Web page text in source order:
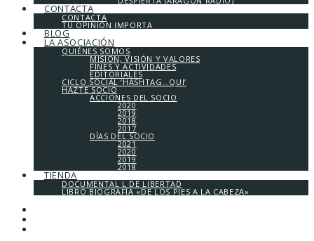
CONTACTA
CONTACTA
TU OPINIÓN IMPORTA
BLOG
LA ASOCIACIÓN
QUIÉNES SOMOS
MISIÓN, VISIÓN Y VALORES
FINES Y ACTIVIDADES
EDITORIALES
CICLO SOCIAL ‘HASHTAG…QUI’
HAZTE SOCIO
ACCIONES DEL SOCIO
2020
2019
2018
2017
DÍAS DEL SOCIO
2021
2020
2019
2018
TIENDA
DOCUMENTAL L DE LIBERTAD
LIBRO BIOGRAFÍA «DE LOS PIES A LA CABEZA»